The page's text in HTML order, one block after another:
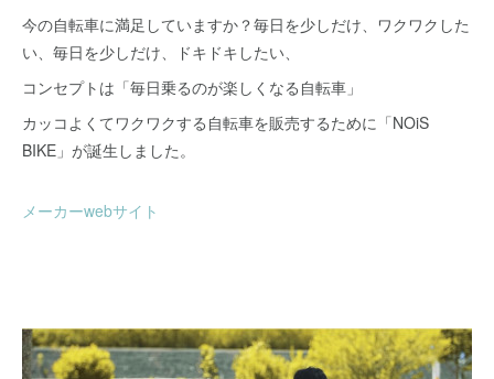
今の自転車に満足していますか？毎日を少しだけ、ワクワクした
い、毎日を少しだけ、ドキドキしたい、
コンセプトは「毎日乗るのが楽しくなる自転車」
カッコよくてワクワクする自転車を販売するために「NOiS
BIKE」が誕生しました。
メーカーwebサイト